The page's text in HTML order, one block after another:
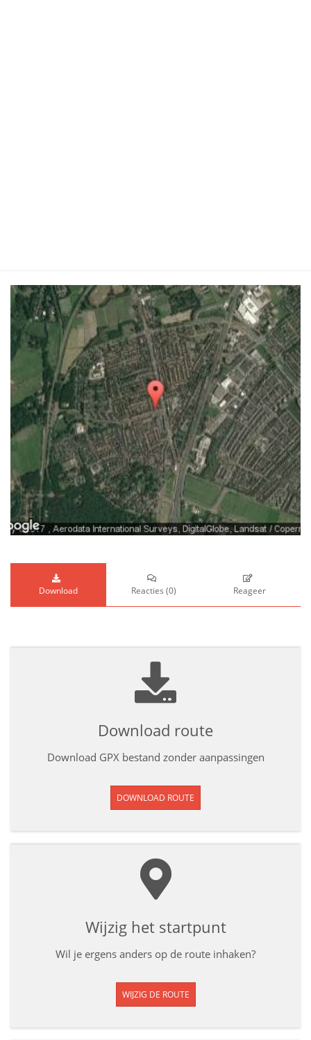
Download Reacties (0) Reageer
Download route
Download GPX bestand zonder aanpassingen
DOWNLOAD ROUTE
Wijzig het startpunt
Wil je ergens anders op de route inhaken?
WIJZIG DE ROUTE